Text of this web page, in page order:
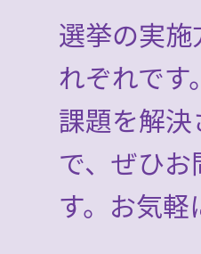
れな
でも
選挙の実
れぞれで
課題を解
で、ぜひ
す。お気軽